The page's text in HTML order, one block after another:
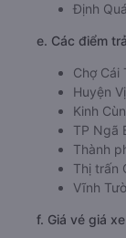
Định
e. Các điểm
Chợ Cái
Huyện
Kinh
TP Ngã
Thành
Thị trấn
Vĩnh
f. Giá vé giá